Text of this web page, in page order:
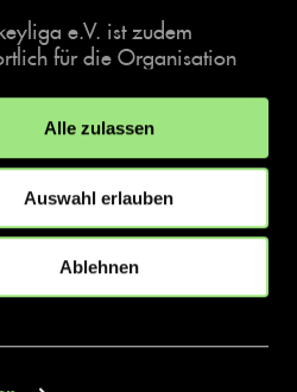
Alle zulassen
Auswahl erlauben
Ablehnen
e.V. ist zudem
für die Organisation
deutschen Hockey-
© 2026 hockey.de